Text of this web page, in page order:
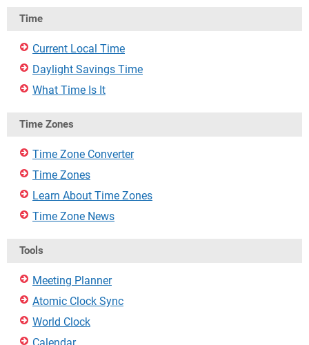
Time
Current Local Time
Daylight Savings Time
What Time Is It
Time Zones
Time Zone Converter
Time Zones
Learn About Time Zones
Time Zone News
Tools
Meeting Planner
Atomic Clock Sync
World Clock